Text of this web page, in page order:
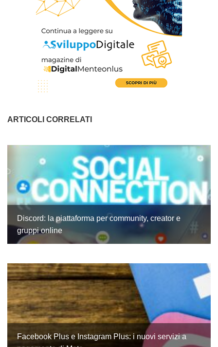
ARTICOLI CORRELATI
Discord: la piattaforma per community, creator e
gruppi online
Facebook Plus e Instagram Plus: i nuovi servizi a